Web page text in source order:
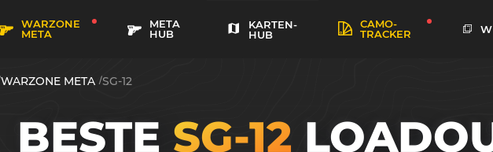
WARZONE
META
META
HUB
KARTEN-
HUB
CAMO-
TRACKER
WARZONE META SG-12
BESTE SG-12